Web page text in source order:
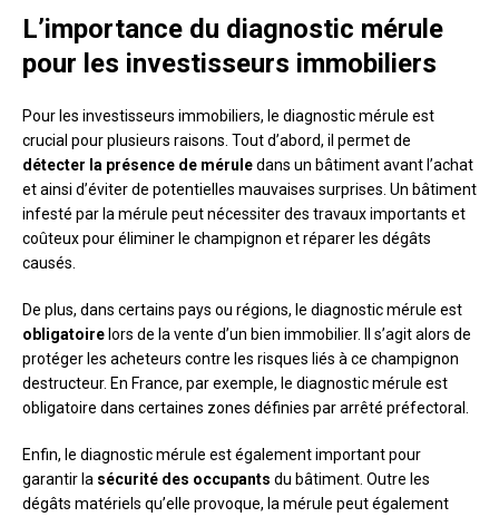
L’importance du diagnostic mérule
pour les investisseurs immobiliers
Pour les investisseurs immobiliers, le diagnostic mérule est
crucial pour plusieurs raisons. Tout d’abord, il permet de
détecter la présence de méruledans un bâtiment avant l’achat
et ainsi d’éviter de potentielles mauvaises surprises. Un bâtiment
infesté par la mérule peut nécessiter des travaux importants et
coûteux pour éliminer le champignon et réparer les dégâts
causés.
De plus, dans certains pays ou régions, le diagnostic mérule est
obligatoire lors de la vente d’un bien immobilier. Il s’agit alors de
protéger les acheteurs contre les risques liés à ce champignon
destructeur. En France, par exemple, le diagnostic mérule est
obligatoire dans certaines zones définies par arrêté préfectoral.
Enfin, le diagnostic mérule est également important pour
garantir la sécurité des occupants du bâtiment. Outre les
dégâts matériels qu’elle provoque, la mérule peut également